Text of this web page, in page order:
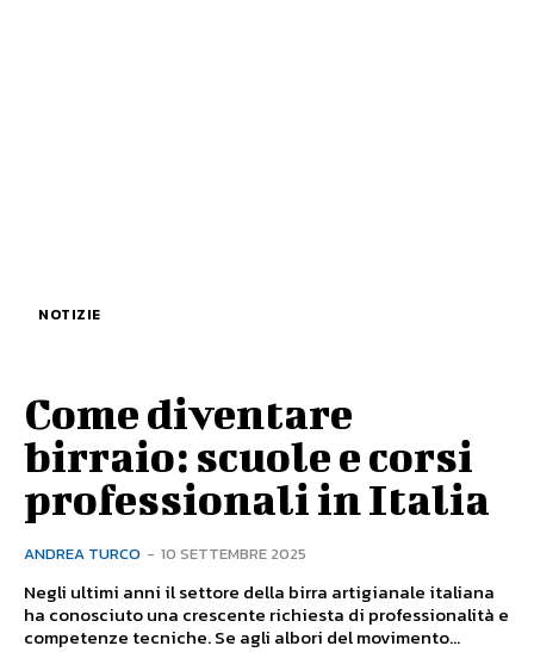
NOTIZIE
Come diventare
birraio: scuole e corsi
professionali in Italia
ANDREA TURCO - 10 SETTEMBRE 2025
Negli ultimi anni il settore della birra artigianale italiana
ha conosciuto una crescente richiesta di professionalità e
competenze tecniche. Se agli albori del movimento...